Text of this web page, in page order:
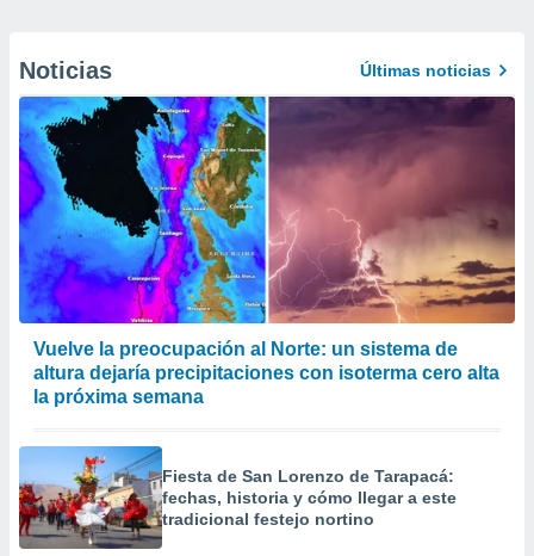
Noticias Últimas noticias
Vuelve la preocupación al Norte: un sistema de
altura dejaría precipitaciones con isoterma cero alta
la próxima semana
Fiesta de San Lorenzo de Tarapacá:
fechas, historia y cómo llegar a este
tradicional festejo nortino